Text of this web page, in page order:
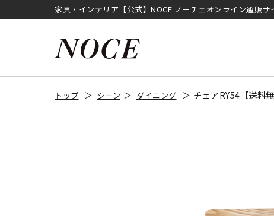
家具・インテリア【公式】NOCE ノーチェオンライン通販サ
トップ シーン ダイニング チェアRY54【送料